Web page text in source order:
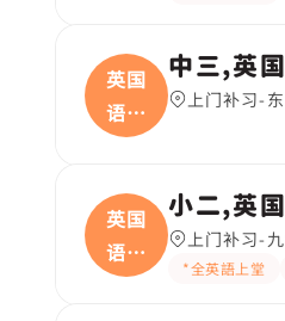
英国
语文
(
中三,英
上门补习-
英国
语文
(
小二,英
上门补习-
*全英語上堂